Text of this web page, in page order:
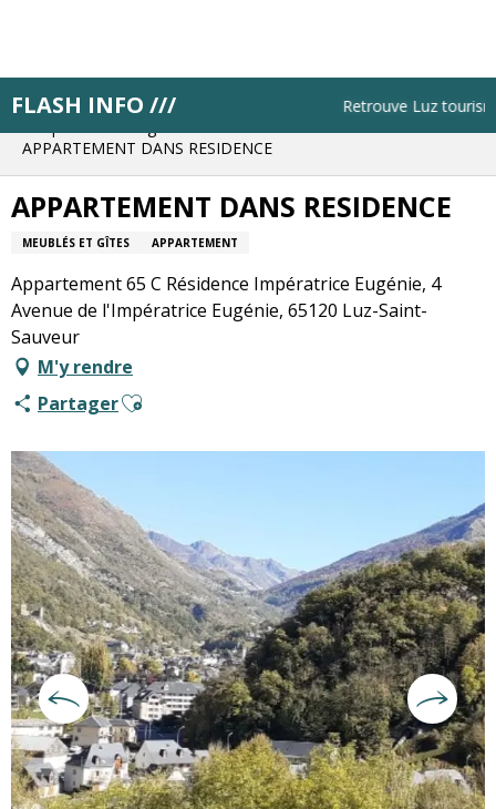
principal
FLASH INFO /// Retrouve Luz
Accueil
Résa pas à pas
APPARTEMENT DANS RESIDENCE
APPARTEMENT DANS RESIDENCE
MEUBLÉS ET GÎTES APPARTEMENT
Appartement 65 C Résidence Impératrice Eugénie, 4
Avenue de l'Impératrice Eugénie, 65120 Luz-Saint-
Sauveur
M'y rendre
PartagerAjouter aux favoris